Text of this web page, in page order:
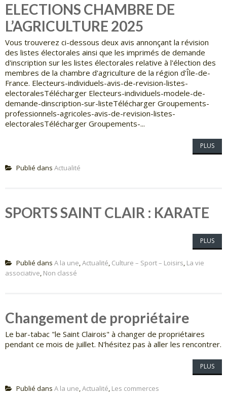
ELECTIONS CHAMBRE DE
L’AGRICULTURE 2025
Vous trouverez ci-dessous deux avis annonçant la révision
des listes électorales ainsi que les imprimés de demande
d'inscription sur les listes électorales relative à l'élection des
membres de la chambre d'agriculture de la région d'Île-de-
France. Electeurs-individuels-avis-de-revision-listes-
electoralesTélécharger Electeurs-individuels-modele-de-
demande-dinscription-sur-listeTélécharger Groupements-
professionnels-agricoles-avis-de-revision-listes-
electoralesTélécharger Groupements-...
PLUS
Publié dans Actualité
SPORTS SAINT CLAIR : KARATE
PLUS
Publié dans A la une,Actualité, Culture – Sport – Loisirs, La vie
associative, Non classé
Changement de propriétaire
Le bar-tabac "le Saint Clairois" à changer de propriétaires
pendant ce mois de juillet. N'hésitez pas à aller les rencontrer.
PLUS
Publié dans A la une,Actualité, Les commerces